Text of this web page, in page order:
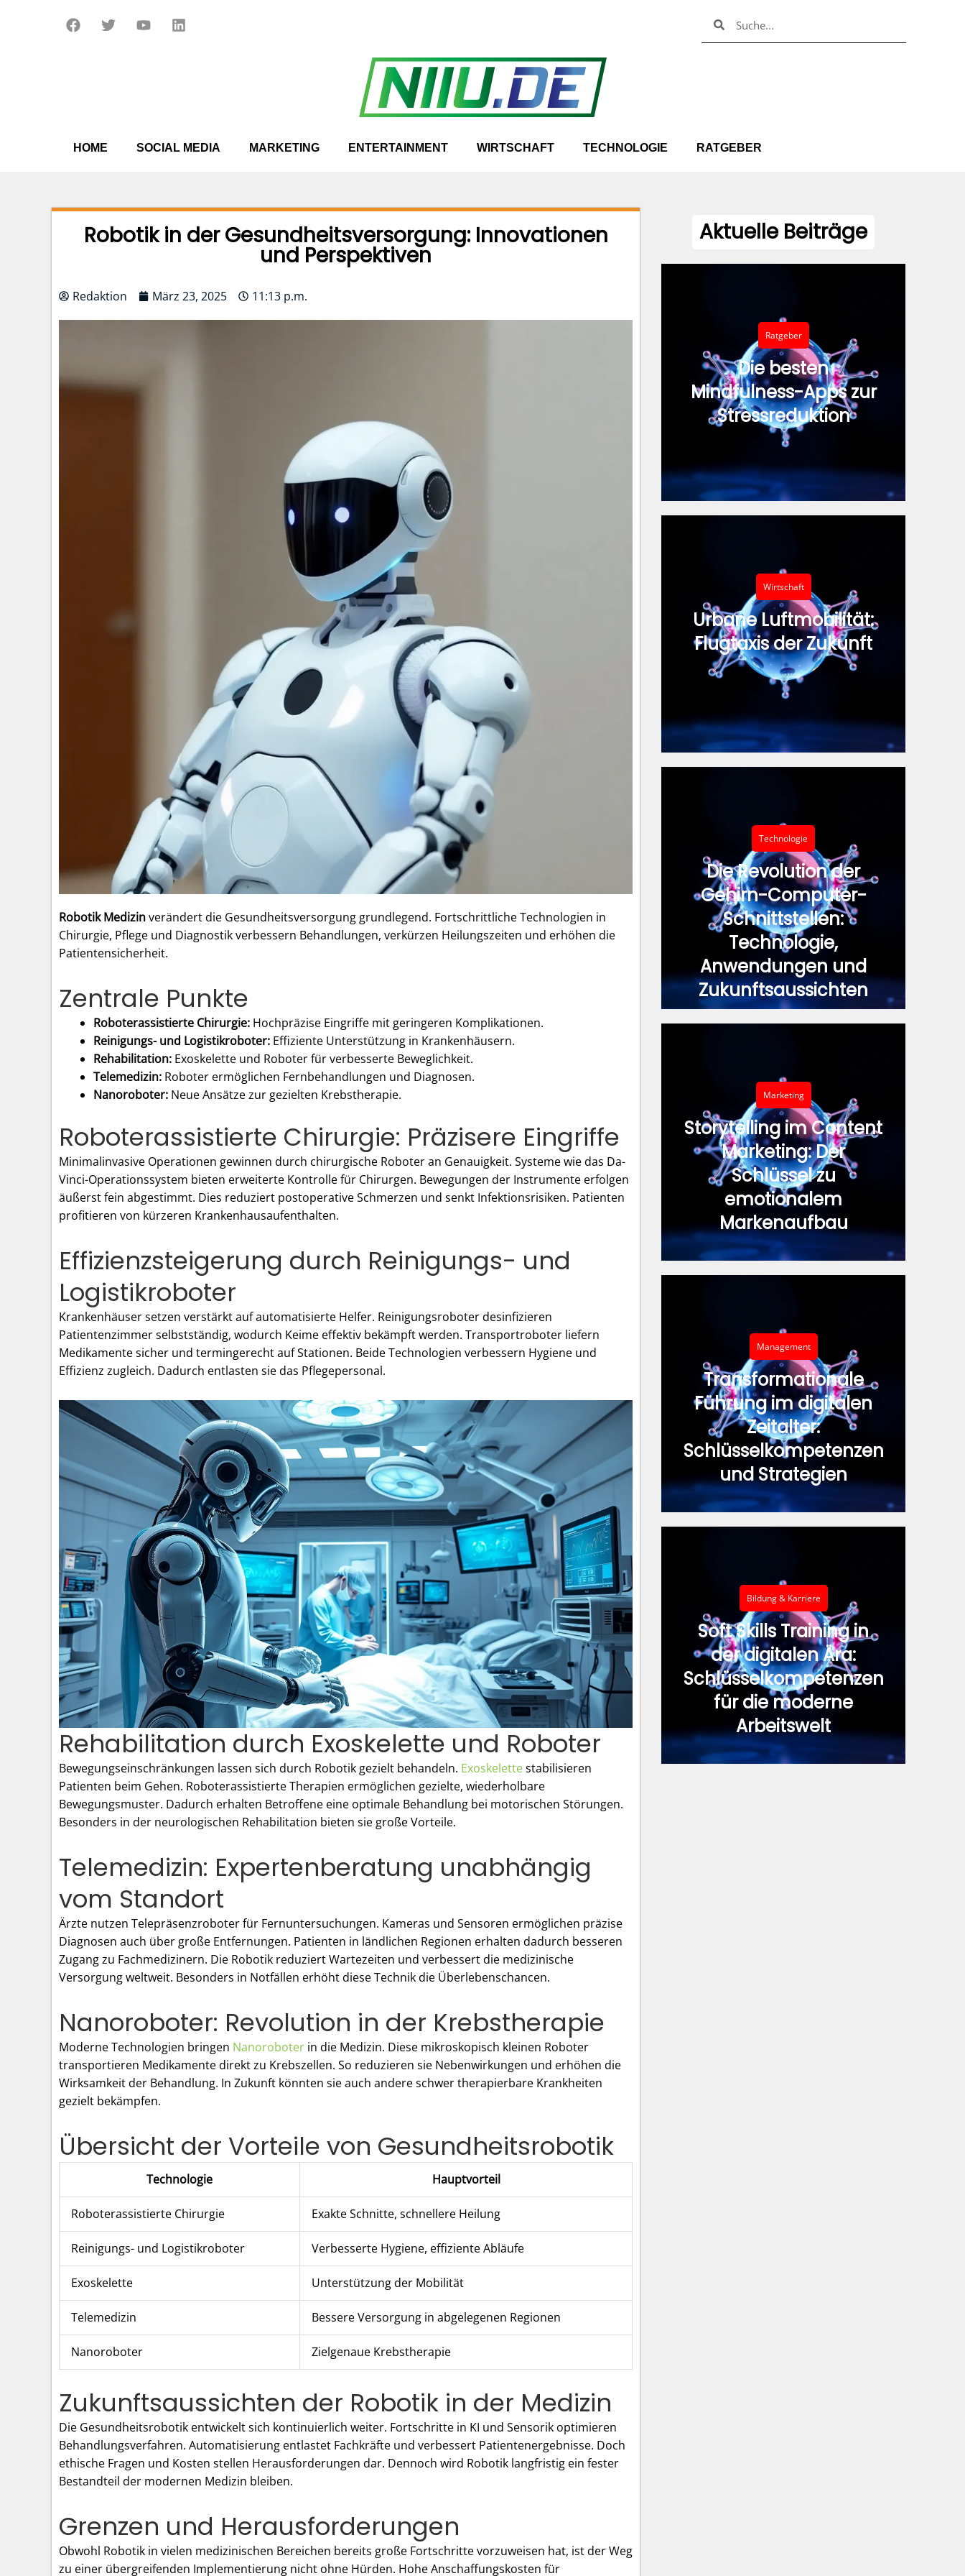
F
a
T
w
Y
o
L
i
HOME SOCIAL MEDIA MARKETING ENTERTAINMENT WIRTSCHAFT TECHNOLOGIE RATGEBER
Robotik in der Gesundheitsversorgung: Innovationen
und Perspektiven
Redaktion März 23, 2025 11:13 p.m.
Robotik Medizinverändert die Gesundheitsversorgung grundlegend. Fortschrittliche Technologien in
Chirurgie, Pflege und Diagnostik verbessern Behandlungen, verkürzen Heilungszeiten und erhöhen die
Patientensicherheit.
Zentrale Punkte
Roboterassistierte Chirurgie: Hochpräzise Eingriffe mit geringeren Komplikationen.
Reinigungs- und Logistikroboter: Effiziente Unterstützung in Krankenhäusern.
Rehabilitation: Exoskelette und Roboter für verbesserte Beweglichkeit.
Telemedizin: Roboter ermöglichen Fernbehandlungen und Diagnosen.
Nanoroboter: Neue Ansätze zur gezielten Krebstherapie.
Roboterassistierte Chirurgie: Präzisere Eingriffe
Minimalinvasive Operationen gewinnen durch chirurgische Roboter an Genauigkeit. Systeme wie das Da-
Vinci-Operationssystem bieten erweiterte Kontrolle für Chirurgen. Bewegungen der Instrumente erfolgen
äußerst fein abgestimmt. Dies reduziert postoperative Schmerzen und senkt Infektionsrisiken. Patienten
profitieren von kürzeren Krankenhausaufenthalten.
Effizienzsteigerung durch Reinigungs- und
Logistikroboter
Krankenhäuser setzen verstärkt auf automatisierte Helfer. Reinigungsroboter desinfizieren
Patientenzimmer selbstständig, wodurch Keime effektiv bekämpft werden. Transportroboter liefern
Medikamente sicher und termingerecht auf Stationen. Beide Technologien verbessern Hygiene und
Effizienz zugleich. Dadurch entlasten sie das Pflegepersonal.
Rehabilitation durch Exoskelette und Roboter
Bewegungseinschränkungen lassen sich durch Robotik gezielt behandeln. Exoskelettestabilisieren
Patienten beim Gehen. Roboterassistierte Therapien ermöglichen gezielte, wiederholbare
Bewegungsmuster. Dadurch erhalten Betroffene eine optimale Behandlung bei motorischen Störungen.
Besonders in der neurologischen Rehabilitation bieten sie große Vorteile.
Telemedizin: Expertenberatung unabhängig
vom Standort
Ärzte nutzen Telepräsenzroboter für Fernuntersuchungen. Kameras und Sensoren ermöglichen präzise
Diagnosen auch über große Entfernungen. Patienten in ländlichen Regionen erhalten dadurch besseren
Zugang zu Fachmedizinern. Die Robotik reduziert Wartezeiten und verbessert die medizinische
Versorgung weltweit. Besonders in Notfällen erhöht diese Technik die Überlebenschancen.
Nanoroboter: Revolution in der Krebstherapie
Moderne Technologien bringen Nanoroboter in die Medizin. Diese mikroskopisch kleinen Roboter
transportieren Medikamente direkt zu Krebszellen. So reduzieren sie Nebenwirkungen und erhöhen die
Wirksamkeit der Behandlung. In Zukunft könnten sie auch andere schwer therapierbare Krankheiten
gezielt bekämpfen.
Übersicht der Vorteile von Gesundheitsrobotik
Technologie Hauptvorteil
Roboterassistierte Chirurgie Exakte Schnitte, schnellere Heilung
Reinigungs- und Logistikroboter Verbesserte Hygiene, effiziente Abläufe
Exoskelette Unterstützung der Mobilität
Telemedizin Bessere Versorgung in abgelegenen Regionen
Nanoroboter Zielgenaue Krebstherapie
Zukunftsaussichten der Robotik in der Medizin
Die Gesundheitsrobotik entwickelt sich kontinuierlich weiter. Fortschritte in KI und Sensorik optimieren
Behandlungsverfahren. Automatisierung entlastet Fachkräfte und verbessert Patientenergebnisse. Doch
ethische Fragen und Kosten stellen Herausforderungen dar. Dennoch wird Robotik langfristig ein fester
Bestandteil der modernen Medizin bleiben.
Grenzen und Herausforderungen
Obwohl Robotik in vielen medizinischen Bereichen bereits große Fortschritte vorzuweisen hat, ist der Weg
zu einer übergreifenden Implementierung nicht ohne Hürden. Hohe Anschaffungskosten für
Aktuelle Beiträge
Ratgeber
Die besten
Mindfulness-Apps zur
Stressreduktion
Wirtschaft
Urbane Luftmobilität:
Flugtaxis der Zukunft
Technologie
Die Revolution der
Gehirn-Computer-
Schnittstellen:
Technologie,
Anwendungen und
Zukunftsaussichten
Marketing
Storytelling im Content
Marketing: Der
Schlüssel zu
emotionalem
Markenaufbau
Management
Transformationale
Führung im digitalen
Zeitalter:
Schlüsselkompetenzen
und Strategien
Bildung & Karriere
Soft Skills Training in
der digitalen Ära:
Schlüsselkompetenzen
für die moderne
Arbeitswelt